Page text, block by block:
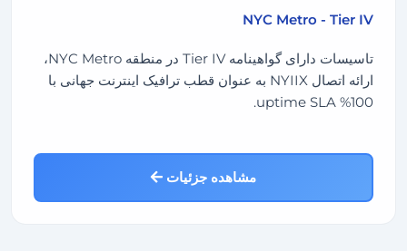
NYC Metro - Tier IV
تاسیسات دارای گواهینامه Tier IV در منطقه NYC Metro،
ارائه اتصال NYIIX به عنوان قطب ترافیک اینترنت جهانی با
100% uptime SLA.
مشاهده جزئیات